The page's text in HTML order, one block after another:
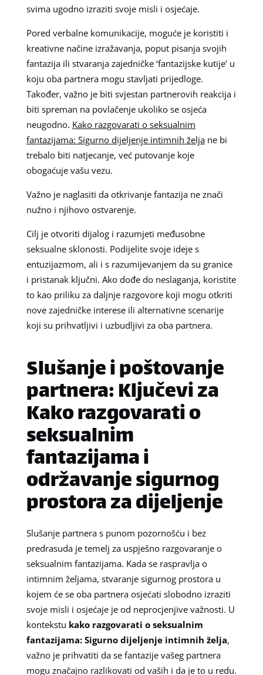
svima ugodno izraziti svoje misli i osjećaje.
Pored verbalne komunikacije, moguće je koristiti i
kreativne načine izražavanja, poput pisanja svojih
fantazija ili stvaranja zajedničke ‘fantazijske kutije’ u
koju oba partnera mogu stavljati prijedloge.
Također, važno je biti svjestan partnerovih reakcija i
biti spreman na povlačenje ukoliko se osjeća
neugodno. Kako razgovarati o seksualnim
fantazijama: Sigurno dijeljenje intimnih željane bi
trebalo biti natjecanje, već putovanje koje
obogaćuje vašu vezu.
Važno je naglasiti da otkrivanje fantazija ne znači
nužno i njihovo ostvarenje.
Cilj je otvoriti dijalog i razumjeti međusobne
seksualne sklonosti. Podijelite svoje ideje s
entuzijazmom, ali i s razumijevanjem da su granice
i pristanak ključni. Ako dođe do neslaganja, koristite
to kao priliku za daljnje razgovore koji mogu otkriti
nove zajedničke interese ili alternativne scenarije
koji su prihvatljivi i uzbudljivi za oba partnera.
Slušanje i poštovanje
partnera: Ključevi za
Kako razgovarati o
seksualnim
fantazijama i
održavanje sigurnog
prostora za dijeljenje
Slušanje partnera s punom pozornošću i bez
predrasuda je temelj za uspješno razgovaranje o
seksualnim fantazijama. Kada se raspravlja o
intimnim željama, stvaranje sigurnog prostora u
kojem će se oba partnera osjećati slobodno izraziti
svoje misli i osjećaje je od neprocjenjive važnosti. U
kontekstu kako razgovarati o seksualnim
fantazijama: Sigurno dijeljenje intimnih želja,
važno je prihvatiti da se fantazije vašeg partnera
mogu značajno razlikovati od vaših i da je to u redu.